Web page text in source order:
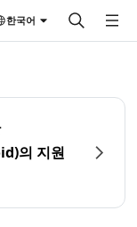
한국어
의 지원